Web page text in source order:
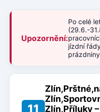
Upozornění:
Po celé
(29.6.-
jízdní
11
Zlín,Příluky –